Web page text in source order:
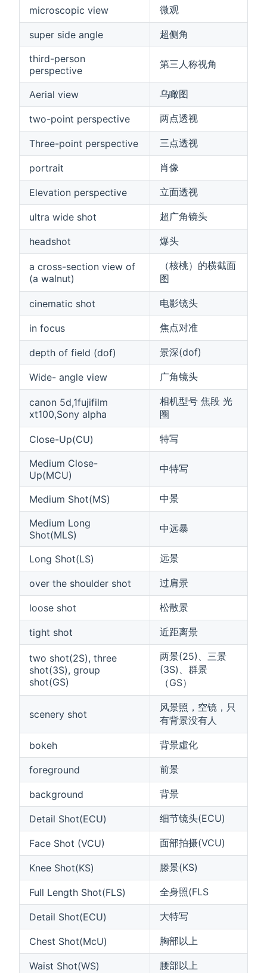
microscopic view 微观
super side angle 超侧角
third-person
perspective
第三人称视角
Aerial view 乌瞰图
two-point perspective 两点透视
Three-point perspective 三点透视
portrait 肖像
Elevation perspective 立面透视
ultra wide shot 超广角镜头
headshot 爆头
a cross-section view of
(a walnut)
（核桃）的横截面
图
cinematic shot 电影镜头
in focus 焦点对准
depth of field (dof) 景深(dof)
Wide- angle view 广角镜头
canon 5d,1fujifilm
xt100,Sony alpha
相机型号 焦段 光
圈
Close-Up(CU) 特写
Medium Close-
Up(MCU)
中特写
Medium Shot(MS) 中景
Medium Long
Shot(MLS)
中远暴
Long Shot(LS) 远景
over the shoulder shot 过肩景
loose shot 松散景
tight shot 近距离景
two shot(2S), three
shot(3S), group
shot(GS)
两景(25)、三景
(3S)、群景
（GS）
scenery shot
风景照，空镜，只
有背景没有人
bokeh 背景虛化
foreground 前景
background 背景
Detail Shot(ECU) 细节镜头(ECU)
Face Shot (VCU) 面部拍摄(VCU)
Knee Shot(KS) 滕景(KS)
Full Length Shot(FLS) 全身照(FLS
Detail Shot(ECU) 大特写
Chest Shot(McU) 胸部以上
Waist Shot(WS) 腰部以上